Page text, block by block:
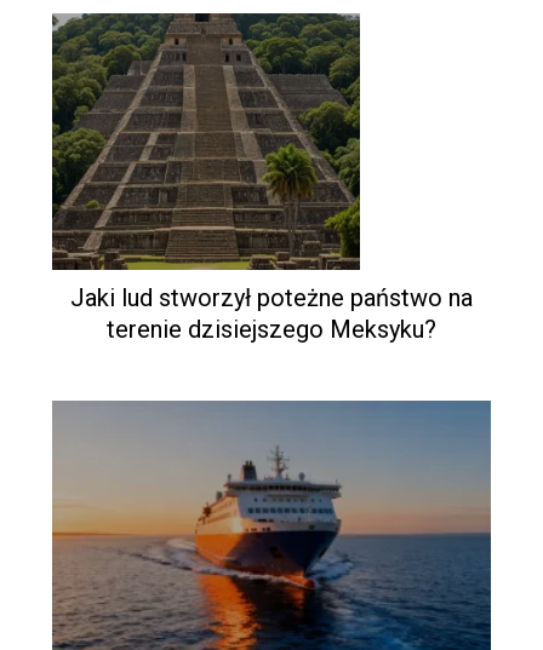
Jaki lud stworzył poteżne państwo na
terenie dzisiejszego Meksyku?